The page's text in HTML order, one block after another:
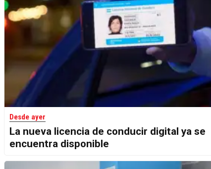
Desde ayer
La nueva licencia de conducir digital ya se
encuentra disponible